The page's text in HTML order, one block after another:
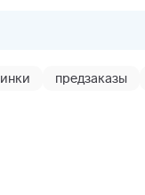
предзаказы